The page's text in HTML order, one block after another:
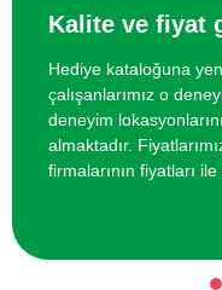
Kalite ve fiyat
Hediye kataloğuna
çalışanlarımız o
deneyim
almaktadır.
firmalarının fiyatları ile